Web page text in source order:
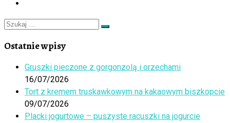
Szukaj
Szukaj
Ostatnie wpisy
Gruszki pieczone z gorgonzolą i orzechami
16/07/2026
Tort z kremem truskawkowym na kakaowym biszkopcie
09/07/2026
Placki jogurtowe – puszyste racuszki na jogurcie